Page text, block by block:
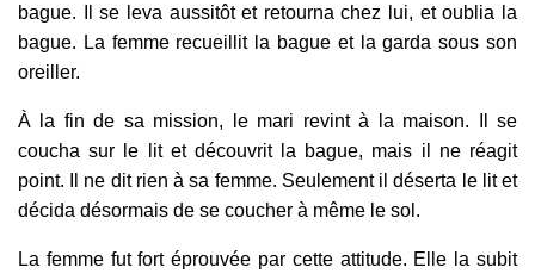
bague. Il se leva aussitôt et retourna chez lui, et oublia la
bague. La femme recueillit la bague et la garda sous son
oreiller.
À la fin de sa mission, le mari revint à la maison. Il se
coucha sur le lit et découvrit la bague, mais il ne réagit
point. Il ne dit rien à sa femme. Seulement il déserta le lit et
décida désormais de se coucher à même le sol.
La femme fut fort éprouvée par cette attitude. Elle la subit